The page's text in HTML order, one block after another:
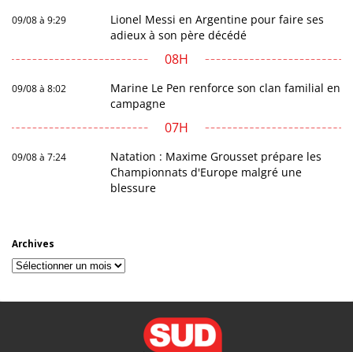
09/08 à 9:29
Lionel Messi en Argentine pour faire ses
adieux à son père décédé
08H
09/08 à 8:02
Marine Le Pen renforce son clan familial en
campagne
07H
09/08 à 7:24
Natation : Maxime Grousset prépare les
Championnats d'Europe malgré une
blessure
Archives
Archives